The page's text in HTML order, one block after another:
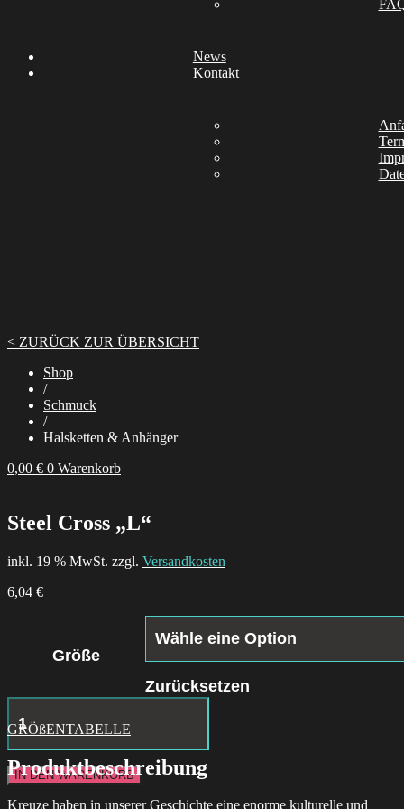
News
Kontakt
< ZURÜCK ZUR ÜBERSICHT
Shop
/
Schmuck
/
Halsketten & Anhänger
0,00 € 0 Warenkorb
Steel Cross „L“
inkl. 19 % MwSt. zzgl. Versandkosten
6,04 €
Größe
Zurücksetzen
Icon
Immaculate
Mary
Menge
IN DEN WARENKORB
GRÖßENTABELLE
Produktbeschreibung
Kreuze haben in unserer Geschichte eine enorme kulturelle und